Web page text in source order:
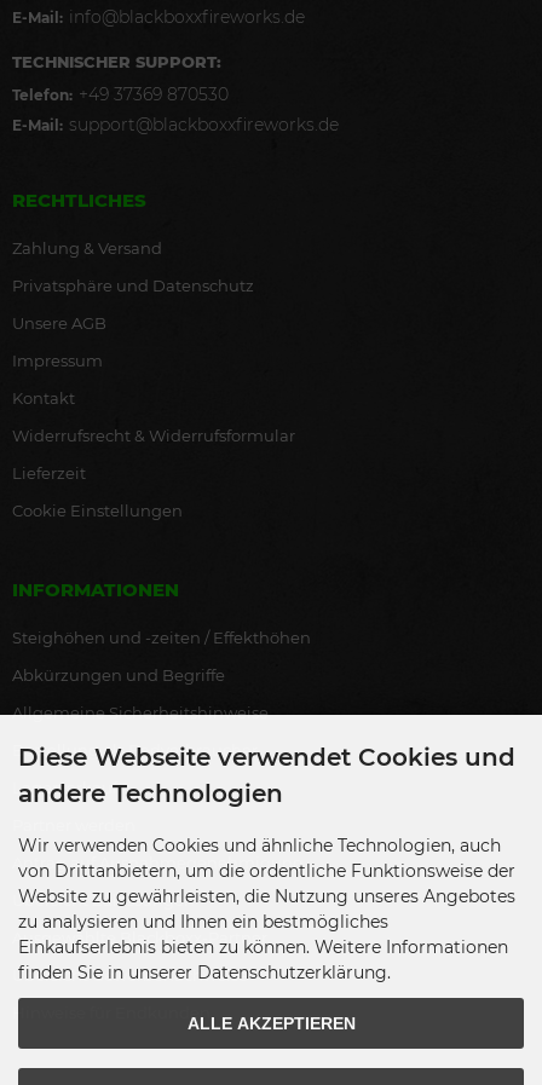
E-Mail: info@blackboxxfireworks.de
TECHNISCHER SUPPORT:
Telefon: +49 37369 870530
E-Mail: support@blackboxxfireworks.de
RECHTLICHES
Zahlung & Versand
Privatsphäre und Datenschutz
Unsere AGB
Impressum
Kontakt
Widerrufsrecht & Widerrufsformular
Lieferzeit
Cookie Einstellungen
INFORMATIONEN
Steighöhen und -zeiten / Effekthöhen
Abkürzungen und Begriffe
Allgemeine Sicherheitshinweise
Bestellung als Endverbraucher
Lagerverkauf
Antrag auf Ausnahmegenehmigung
Übersicht Zulassungen
Ausgewählte Blackboxx-Partner
Übersicht Gewerbenachweise
Diese Webseite verwendet Cookies und
andere Technologien
Wir verwenden Cookies und ähnliche Technologien, auch
von Drittanbietern, um die ordentliche Funktionsweise der
Website zu gewährleisten, die Nutzung unseres Angebotes
zu analysieren und Ihnen ein bestmögliches
Einkaufserlebnis bieten zu können. Weitere Informationen
finden Sie in unserer Datenschutzerklärung.
ALLE AKZEPTIEREN